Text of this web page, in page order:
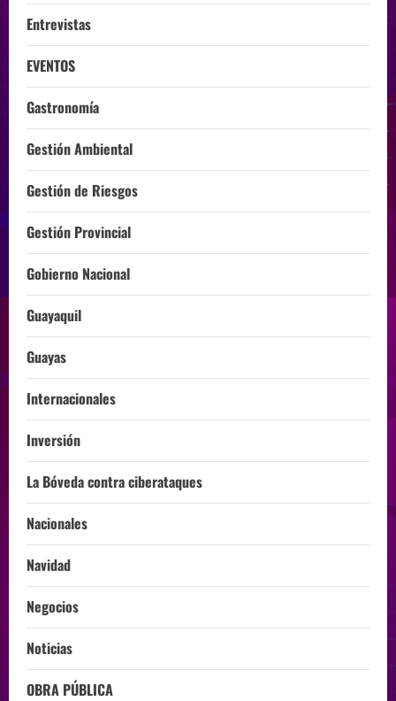
Entrevistas
EVENTOS
Gastronomía
Gestión Ambiental
Gestión de Riesgos
Gestión Provincial
Gobierno Nacional
Guayaquil
Guayas
Internacionales
Inversión
La Bóveda contra ciberataques
Nacionales
Navidad
Negocios
Noticias
OBRA PÚBLICA